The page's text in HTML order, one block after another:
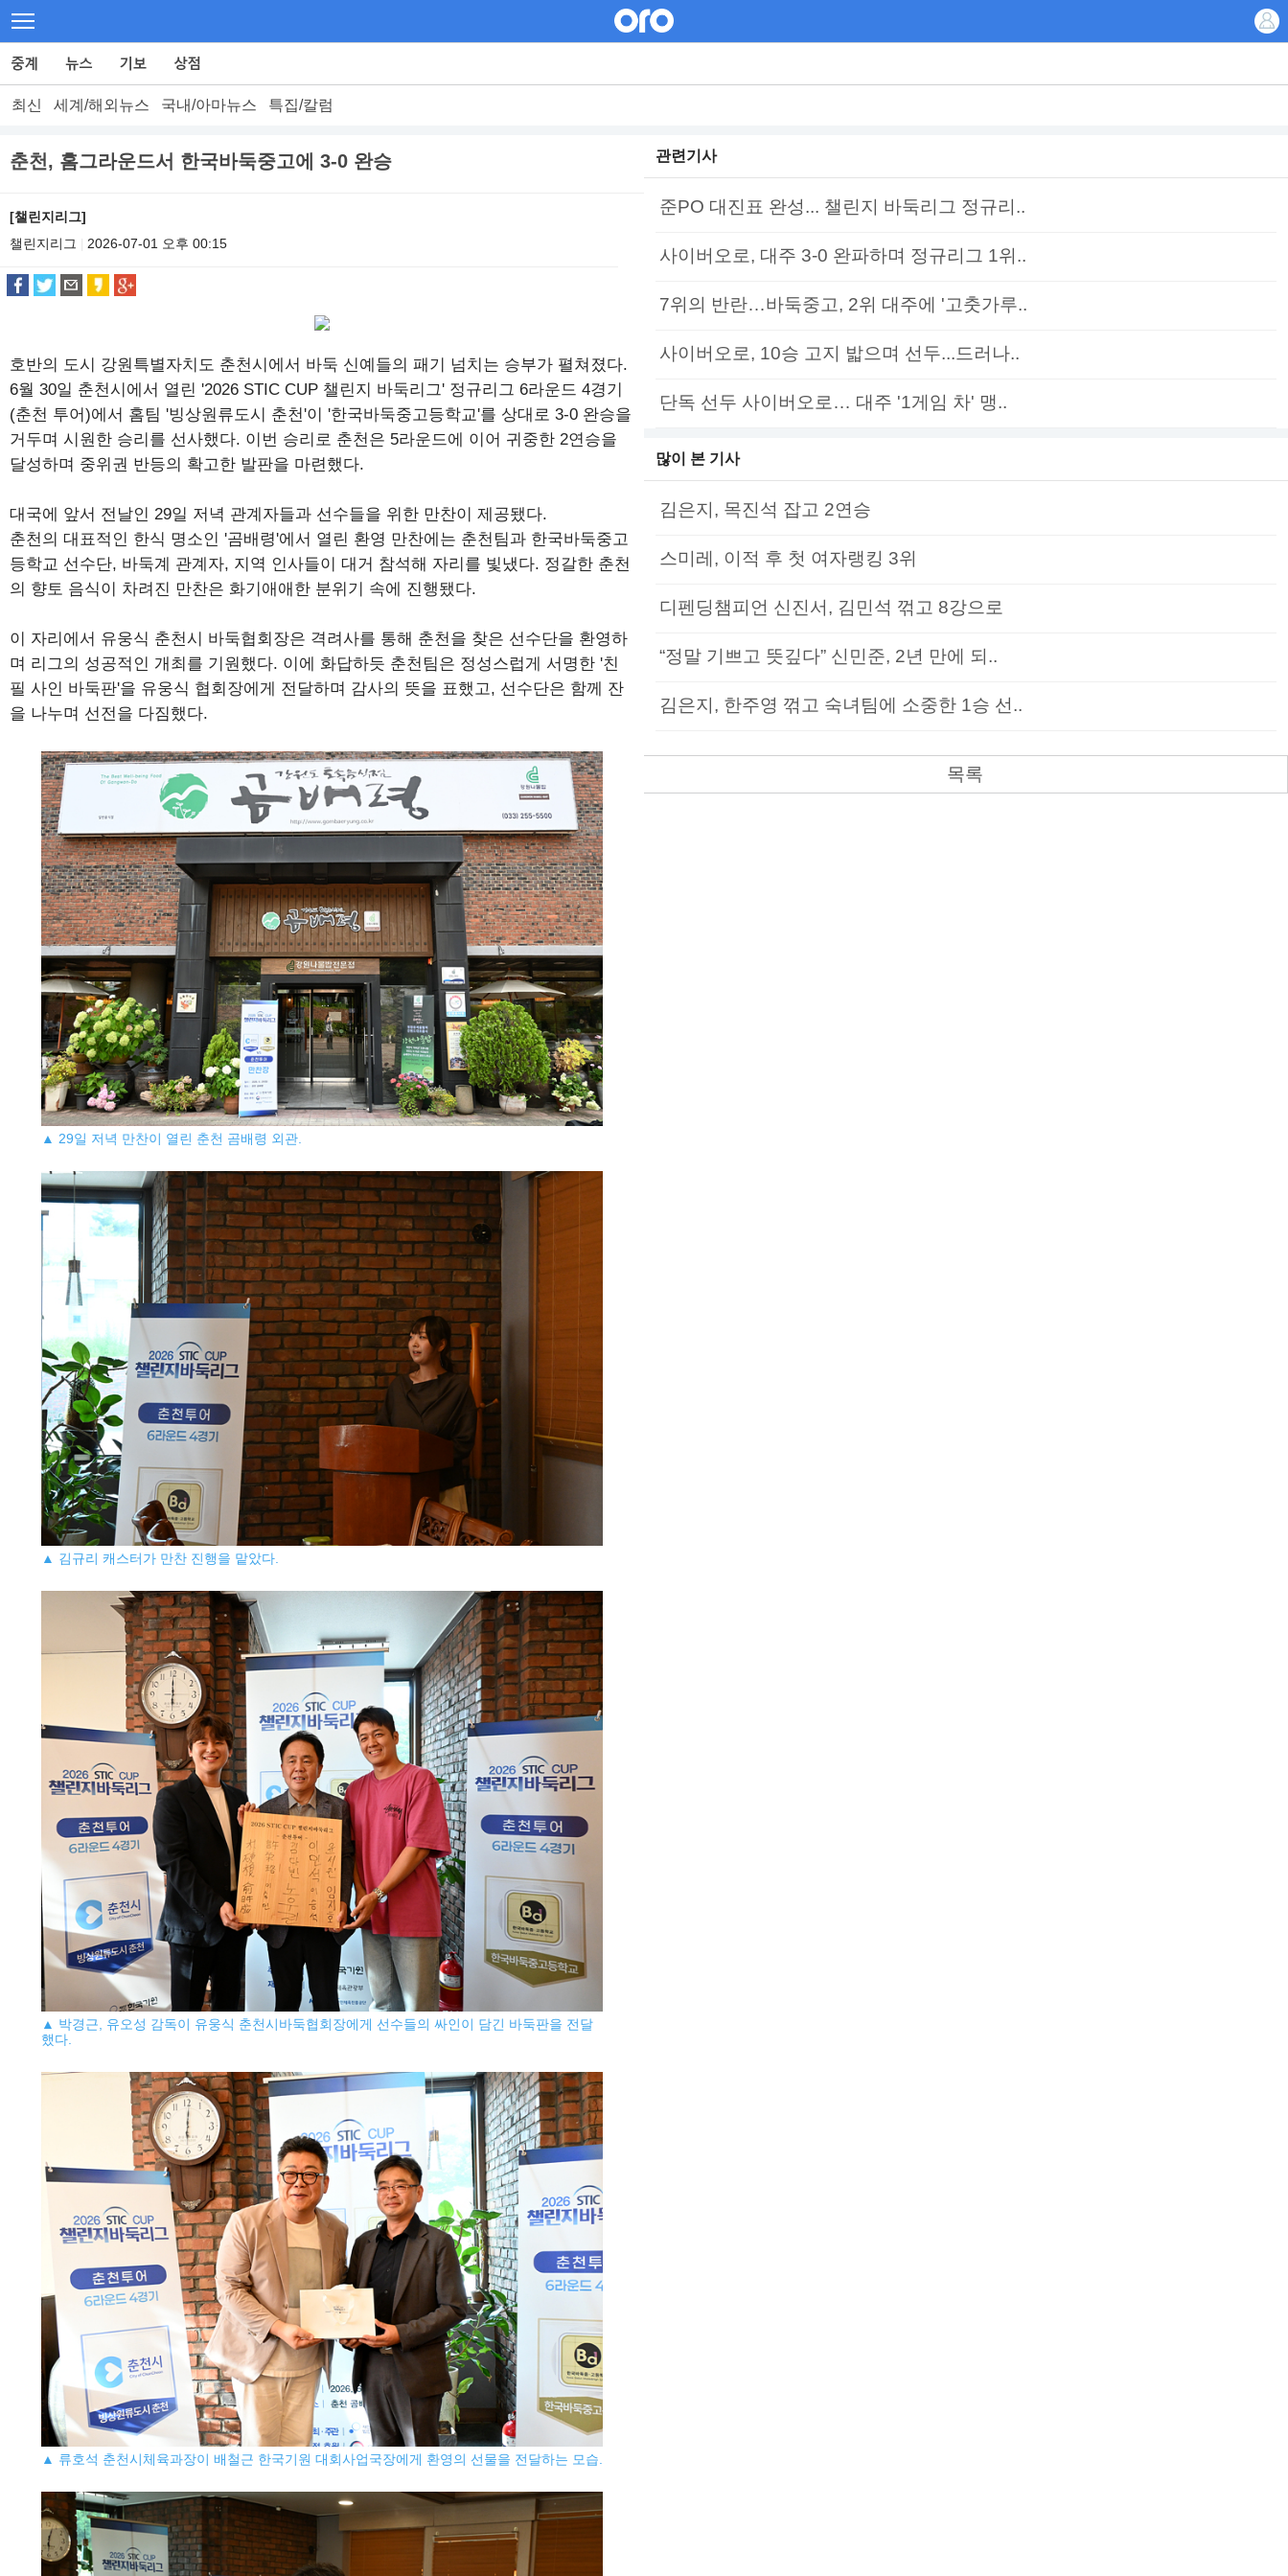
최신 세계/해외뉴스 국내/아마뉴스 특집/칼럼
춘천, 홈그라운드서 한국바둑중고에 3-0 완승
[챌린지리그]
챌린지리그
2026-07-01 오후 00:15
호반의 도시 강원특별자치도 춘천시에서 바둑 신예들의 패기 넘치는 승부가 펼쳐졌다.
6월 30일 춘천시에서 열린 '2026 STIC CUP 챌린지 바둑리그' 정규리그 6라운드 4경기
(춘천 투어)에서 홈팀 '빙상원류도시 춘천'이 '한국바둑중고등학교'를 상대로 3-0 완승을
거두며 시원한 승리를 선사했다. 이번 승리로 춘천은 5라운드에 이어 귀중한 2연승을
달성하며 중위권 반등의 확고한 발판을 마련했다.
대국에 앞서 전날인 29일 저녁 관계자들과 선수들을 위한 만찬이 제공됐다.
춘천의 대표적인 한식 명소인 '곰배령'에서 열린 환영 만찬에는 춘천팀과 한국바둑중고
등학교 선수단, 바둑계 관계자, 지역 인사들이 대거 참석해 자리를 빛냈다. 정갈한 춘천
의 향토 음식이 차려진 만찬은 화기애애한 분위기 속에 진행됐다.
이 자리에서 유웅식 춘천시 바둑협회장은 격려사를 통해 춘천을 찾은 선수단을 환영하
며 리그의 성공적인 개최를 기원했다. 이에 화답하듯 춘천팀은 정성스럽게 서명한 '친
필 사인 바둑판'을 유웅식 협회장에게 전달하며 감사의 뜻을 표했고, 선수단은 함께 잔
을 나누며 선전을 다짐했다.
▲ 29일 저녁 만찬이 열린 춘천 곰배령 외관.
▲ 김규리 캐스터가 만찬 진행을 맡았다.
▲ 박경근, 유오성 감독이 유웅식 춘천시바둑협회장에게 선수들의 싸인이 담긴 바둑판을 전달
했다.
▲ 류호석 춘천시체육과장이 배철근 한국기원 대회사업국장에게 환영의 선물을 전달하는 모습.
관련기사
준PO 대진표 완성... 챌린지 바둑리그 정규리..
사이버오로, 대주 3-0 완파하며 정규리그 1위..
7위의 반란…바둑중고, 2위 대주에 '고춧가루..
사이버오로, 10승 고지 밟으며 선두...드러나..
단독 선두 사이버오로… 대주 '1게임 차' 맹..
많이 본 기사
김은지, 목진석 잡고 2연승
스미레, 이적 후 첫 여자랭킹 3위
디펜딩챔피언 신진서, 김민석 꺾고 8강으로
“정말 기쁘고 뜻깊다” 신민준, 2년 만에 되..
김은지, 한주영 꺾고 숙녀팀에 소중한 1승 선..
목록